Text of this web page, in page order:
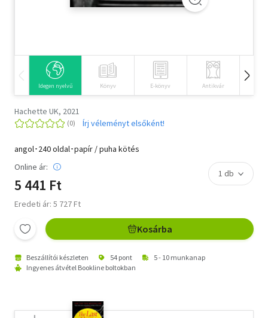
Idegen nyelvű Könyv E-könyv Antikvár
Hachette UK, 2021
Írj véleményt elsőként!
angol･240 oldal･papír / puha kötés
Online ár:
5 441 Ft
Eredeti ár: 5 727 Ft
Kosárba
Beszállítói készleten 54 pont
5 - 10 munkanap
Ingyenes átvétel Bookline boltokban